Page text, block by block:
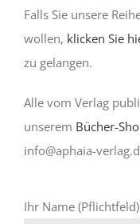
Falls Sie unsere
wollen, klicken Sie
zu gelangen.
Alle vom Verlag
unserem Bücher-
info@aphaia-
Ihr Name (Pflichtfeld)